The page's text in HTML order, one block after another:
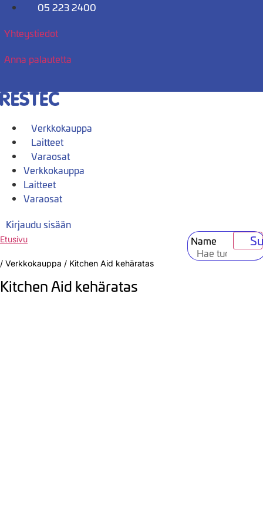
Mene
05 223 2400
Yhteystiedot
Anna palautetta
Verkkokauppa
Laitteet
Varaosat
Verkkokauppa
Laitteet
Varaosat
Kirjaudu sisään
Name
Etusivu
/ Verkkokauppa / Kitchen Aid kehäratas
Kitchen Aid kehäratas